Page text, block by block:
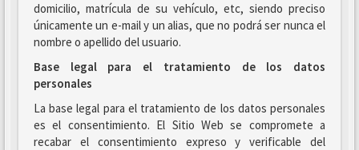
domicilio, matrícula de su vehículo, etc, siendo preciso
únicamente un e-mail y un alias, que no podrá ser nunca el
nombre o apellido del usuario.
Base legal para el tratamiento de los datos
personales
La base legal para el tratamiento de los datos personales
es el consentimiento. El Sitio Web se compromete a
recabar el consentimiento expreso y verificable del